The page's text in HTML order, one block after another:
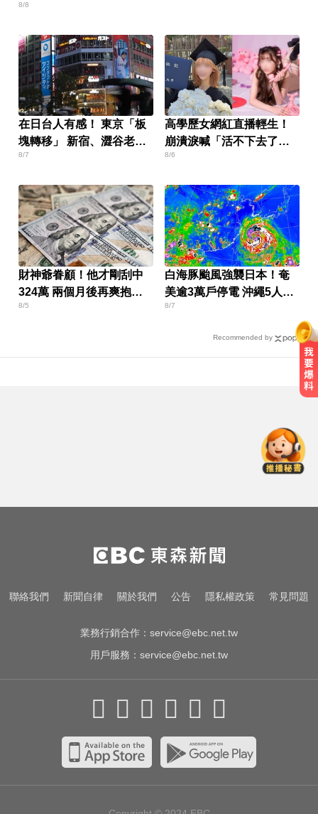
8/8
在日台人有感！ 東京「板
塊轉移」 新宿、澀谷老
化？
8/7
高學歷女網紅直播輕生！
崩潰淚喊「活不下去了」
仍遭網暴
8/6
財神爺眷顧！他才剛刮中
324萬 兩個月後再爽抱
3243萬
8/5
白海豚颱風強襲日本！奄
美逾3萬戶停電 沖繩5人受
傷
8/7
Recommended by
說重話：考慮收回股務自辦
屏東女欠50萬高利貸！遭3惡煞追討
小吃店包廂多次性侵
中職／日本女星松川星首次來台開
聯絡我們 新聞自律 關於我們 公告 隱私權政策 常見問題
業務行銷合作： service@ebc.net.tw
用戶服務： service@ebc.net.tw